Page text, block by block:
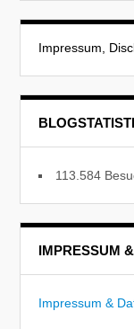
Impressum,
113.584
IMPRESSUM
Impressum &